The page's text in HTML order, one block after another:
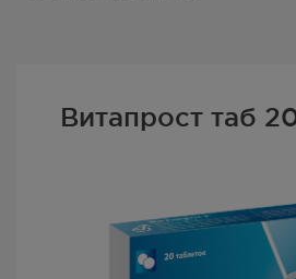
Витапрост таб